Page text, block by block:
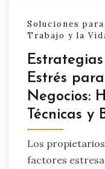
Soluciones
Trabajo y la
Estrés
Negocios:
Técnicas y
Los
factores